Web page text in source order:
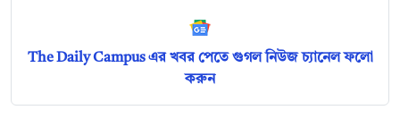
The Daily Campus এর খবর পেতে গুগল নিউজ চ্যানেল ফলো
করুন